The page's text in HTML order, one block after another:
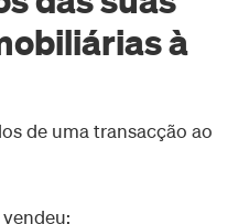
à
de uma transacção ao